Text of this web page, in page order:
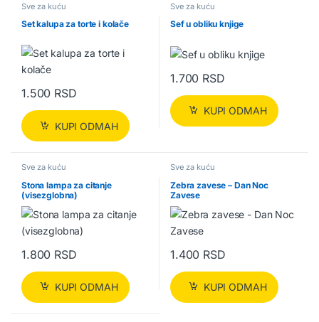
Sve za kuću
Set kalupa za torte i kolače
1.500 RSD
KUPI ODMAH
Sve za kuću
Sef u obliku knjige
1.700 RSD
KUPI ODMAH
Sve za kuću
Stona lampa za citanje
(visezglobna)
1.800 RSD
KUPI ODMAH
Sve za kuću
Zebra zavese – Dan Noc
Zavese
1.400 RSD
KUPI ODMAH